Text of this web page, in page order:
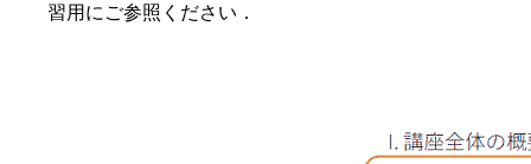
習用にご参照ください．